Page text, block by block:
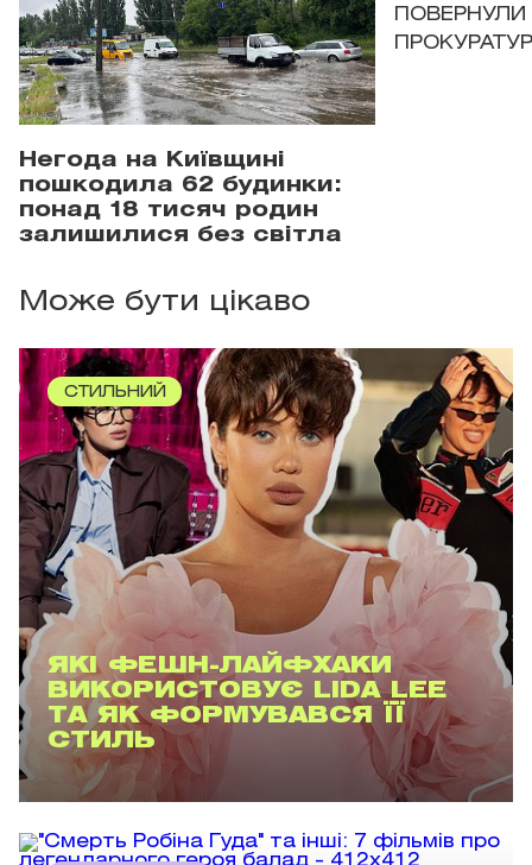
Негода на Київщині
пошкодила 62 будинки:
понад 18 тисяч родин
залишилися без світла
ПОВЕРНУЛИ
Може бути цікаво
СТИЛЬНИЙ
ЯКІ ФЕШН-ЛАЙФХАКИ
ВИКОРИСТОВУЄ LIDA LEE
ТА ЯК ФОРМУВАВСЯ ЇЇ
СТИЛЬ